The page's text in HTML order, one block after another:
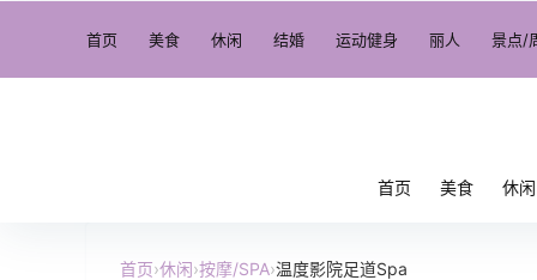
首页 美食 休闲 结婚 运动健身 丽人 景点/
首页 美食 休闲
首页›休闲›按摩/SPA›温度影院足道Spa